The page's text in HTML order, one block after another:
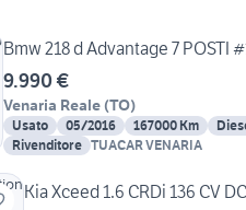
Bmw 218 d Advantage 7 POSTI
9.990 €
Venaria Reale (TO)
Usato 05/2016 167000 Km
Rivenditore TUACAR VENARIA
Kia Xceed 1.6 CRDi 136 CV